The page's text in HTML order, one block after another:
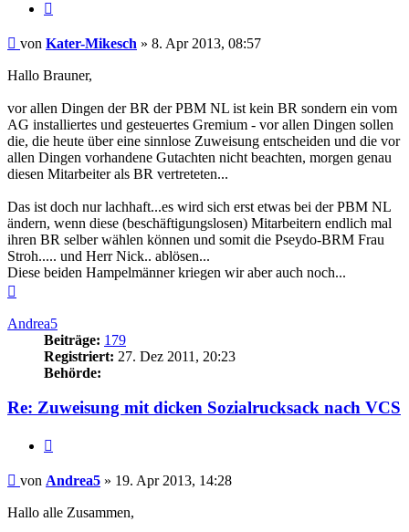
Beitrag
von Kater-Mikesch » 8. Apr 2013, 08:57
Hallo Brauner,
vor allen Dingen der BR der PBM NL ist kein BR sondern ein vom
AG installiertes und gesteuertes Gremium - vor allen Dingen sollen
die, die heute über eine sinnlose Zuweisung entscheiden und die vor
allen Dingen vorhandene Gutachten nicht beachten, morgen genau
diesen Mitarbeiter als BR vertreteten...
Das ist doch nur lachhaft...es wird sich erst etwas bei der PBM NL
ändern, wenn diese (beschäftigungslosen) Mitarbeitern endlich mal
ihren BR selber wählen können und somit die Pseydo-BRM Frau
Stroh..... und Herr Nick.. ablösen...
Diese beiden Hampelmänner kriegen wir aber auch noch...
Andrea5
Beiträge: 179
Registriert: 27. Dez 2011, 20:23
Behörde:
Re: Zuweisung mit dicken Sozialrucksack nach VCS
Beitrag
von Andrea5 » 19. Apr 2013, 14:28
Hallo alle Zusammen,